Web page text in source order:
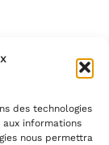
des technologies
informations
nous permettra